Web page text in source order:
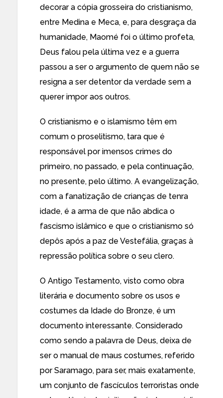
decorar a cópia grosseira do cristianismo,
entre Medina e Meca, e, para desgraça da
humanidade, Maomé foi o último profeta,
Deus falou pela última vez e a guerra
passou a ser o argumento de quem não se
resigna a ser detentor da verdade sem a
querer impor aos outros.
O cristianismo e o islamismo têm em
comum o proselitismo, tara que é
responsável por imensos crimes do
primeiro, no passado, e pela continuação,
no presente, pelo último. A evangelização,
com a fanatização de crianças de tenra
idade, é a arma de que não abdica o
fascismo islâmico e que o cristianismo só
depôs após a paz de Vestefália, graças à
repressão política sobre o seu clero.
O Antigo Testamento, visto como obra
literária e documento sobre os usos e
costumes da Idade do Bronze, é um
documento interessante. Considerado
como sendo a palavra de Deus, deixa de
ser o manual de maus costumes, referido
por Saramago, para ser, mais exatamente,
um conjunto de fascículos terroristas onde